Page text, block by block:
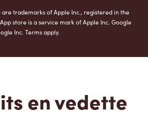
trademarks of Apple Inc., registered in the
store is a service mark of Apple Inc. Google
Inc. Terms apply.
en vedette